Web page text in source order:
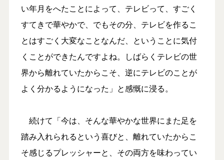
い年月をへたことによって、テレビって、すごく
すてきで華やかで、でもその分、テレビを作るこ
とはすごく大変なことなんだ、ということに気付
くことができたんですよね。しばらくテレビの世
界から離れていたからこそ、逆にテレビのことが
よく分かるようになった」と感慨に浸る。
続けて「今は、そんな華やかな世界にまた足を
踏み入れられるという喜びと、離れていたからこ
そ感じるプレッシャーと、その両方を味わってい